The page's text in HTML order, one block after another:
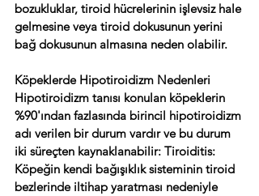
bozukluklar, tiroid hücrelerinin işlevsiz hale
gelmesine veya tiroid dokusunun yerini
bağ dokusunun almasına neden olabilir.
Köpeklerde Hipotiroidizm Nedenleri
Hipotiroidizm tanısı konulan köpeklerin
%90'ından fazlasında birincil hipotiroidizm
adı verilen bir durum vardır ve bu durum
iki süreçten kaynaklanabilir: Tiroiditis:
Köpeğin kendi bağışıklık sisteminin tiroid
bezlerinde iltihap yaratması nedeniyle